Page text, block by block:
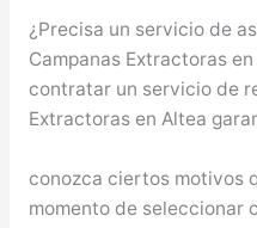
¿Precisa un servicio de
Campanas Extractoras
contratar un servicio de
Extractoras en Altea
conozca ciertos motivos
momento de seleccionar